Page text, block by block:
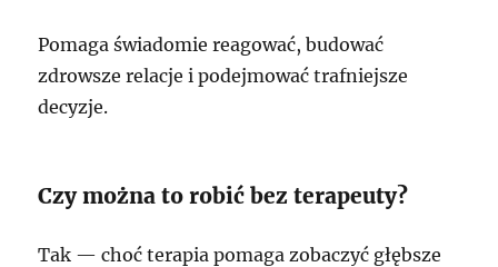
Pomaga świadomie reagować, budować
zdrowsze relacje i podejmować trafniejsze
decyzje.
Czy można to robić bez terapeuty?
Tak — choć terapia pomaga zobaczyć głębsze